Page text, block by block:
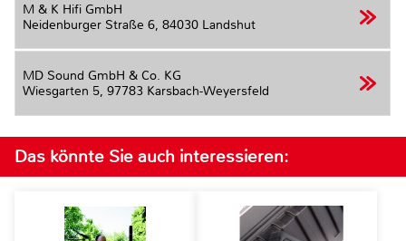
M & K Hifi GmbH
Neidenburger Straße 6, 84030 Landshut
MD Sound GmbH & Co. KG
Wiesgarten 5, 97783 Karsbach-Weyersfeld
Das könnte Sie auch interessieren: